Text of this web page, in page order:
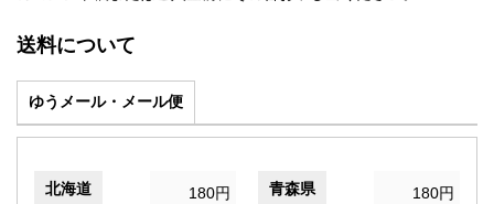
送料について
ゆうメール・メール便
北海道 180円 青森県 180円